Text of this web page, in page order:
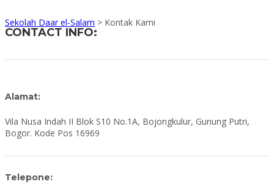
Sekolah Daar el-Salam > Kontak Kami
CONTACT INFO:
Alamat:
Vila Nusa Indah II Blok S10 No.1A, Bojongkulur, Gunung Putri,
Bogor. Kode Pos 16969
Telepone: